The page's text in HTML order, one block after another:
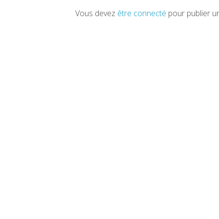
Vous devez être connecté pour publier